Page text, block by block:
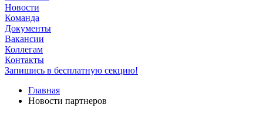
Новости
Команда
Документы
Вакансии
Коллегам
Контакты
Запишись в бесплатную секцию!
Главная
Новости партнеров